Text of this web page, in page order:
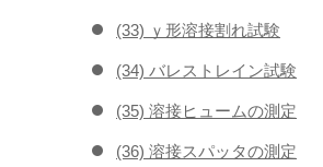
(33) ｙ形溶接割れ試験
(34) バレストレイン試験
(35) 溶接ヒュームの測定
(36) 溶接スパッタの測定